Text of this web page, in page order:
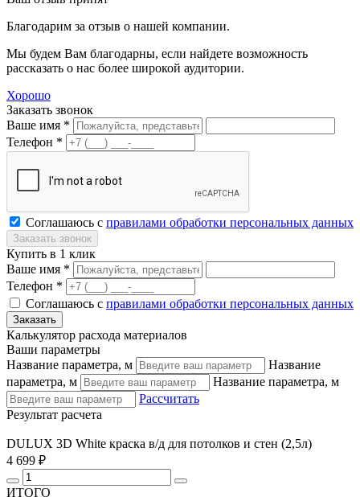
Благодарим за отзыв о нашей компании.
Мы будем Вам благодарны, если найдете возможность
рассказать о нас более широкой аудитории.
Хорошо
Заказать звонок
Ваше имя *
Телефон *
Соглашаюсь с правилами обработки персональных данных
Купить в 1 клик
Ваше имя *
Телефон *
Соглашаюсь с правилами обработки персональных данных
Калькулятор расхода материалов
Ваши параметры
Название параметра, м
Название
параметра, м
Название параметра, м
Рассчитать
Результат расчета
DULUX 3D White краска в/д для потолков и стен (2,5л)
4 699 ₽
ИТОГО